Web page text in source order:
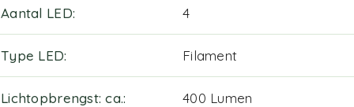
Aantal LED 4
Type LED Filament
Lichtopbrengst: ca. 400 Lumen